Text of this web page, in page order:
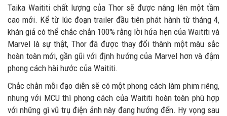
Taika Waititi chất lượng của Thor sẽ được nâng lên một tầm
cao mới. Kể từ lúc đoạn trailer đầu tiên phát hành từ tháng 4,
khán giả có thể chắc chắn 100% rằng lời hứa hẹn của Waititi và
Marvel là sự thật, Thor đã được thay đổi thành một màu sắc
hoàn toàn mới, gần gũi với định hướng của Marvel hơn và đậm
phong cách hài hước của Waititi.
Chắc chắn mỗi đạo diễn sẽ có một phong cách làm phim riêng,
nhưng với MCU thì phong cách của Waititi hoàn toàn phù hợp
với những gì vũ trụ điện ảnh này đang hướng đến. Hy vọng sau